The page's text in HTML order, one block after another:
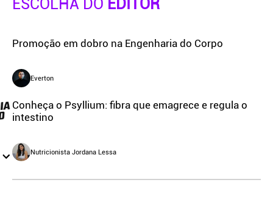
ESCOLHA DO EDITOR
Promoção em dobro na Engenharia do Corpo
Everton
Conheça o Psyllium: fibra que emagrece e regula o
intestino
Nutricionista Jordana Lessa